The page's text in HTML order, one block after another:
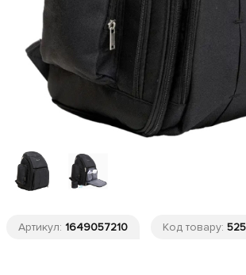
Артикул: 1649057210 Код товару: